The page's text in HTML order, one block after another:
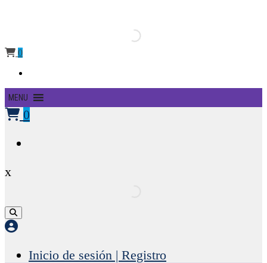
0
Primary
Menu
MENU
0
x
Inicio de sesión | Registro